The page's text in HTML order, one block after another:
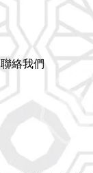
聯絡我們